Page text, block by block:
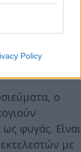
Policy
ο
ως φυγάς. Είναι
με